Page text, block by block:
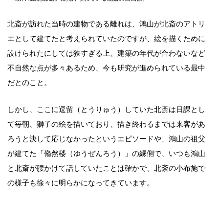
北斎が訪れた当時の建物である離れは、鴻山が北斎のアトリ
エとして建てたと考えられていたのですが、絵を描くために
設けられたにしては狭すぎる上、建築の年代が合わないなど
不自然な点が多々あるため、今も研究が進められている最中
だとのこと。
しかし、ここに逗留（とうりゅう）していた北斎は日課とし
て毎朝、獅子の絵を描いており、描き終わるまでは来客があ
ろうと決して応じなかったというエピソードや、鴻山の祖父
が建てた「翛然楼（ゆうぜんろう）」の縁側で、いつも鴻山
と北斎が腰かけて話していたことは確かで、北斎の小布施で
の様子も徐々に明らかになってきています。